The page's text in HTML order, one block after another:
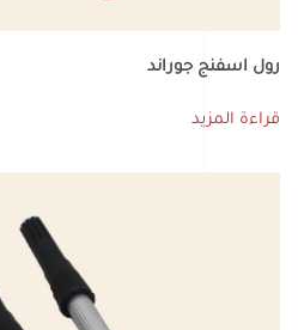
رول اسفنج جوراند
قراءة المزيد